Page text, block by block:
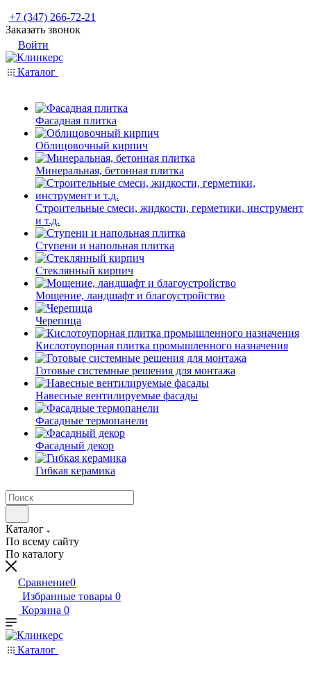
+7 (347) 266-72-21
Заказать звонок
Войти
Каталог
Фасадная плитка
Облицовочный кирпич
Минеральная, бетонная плитка
Строительные смеси, жидкости, герметики, инструмент
и т.д.
Ступени и напольная плитка
Cтеклянный кирпич
Мощение, ландшафт и благоустройство
Черепица
Кислотоупорная плитка промышленного назначения
Готовые системные решения для монтажа
Навесные вентилируемые фасады
Фасадные термопанели
Фасадный декор
Гибкая керамика
Каталог
По всему сайту
По каталогу
Сравнение0
Избранные товары 0
Корзина 0
Каталог